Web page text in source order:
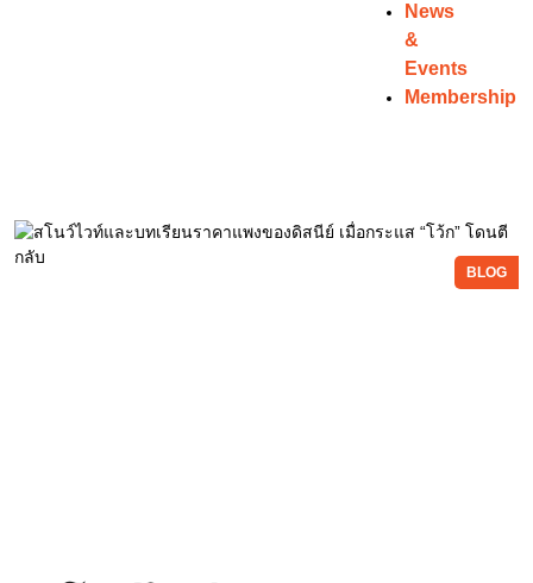
News
&
Events
Membership
BLOG